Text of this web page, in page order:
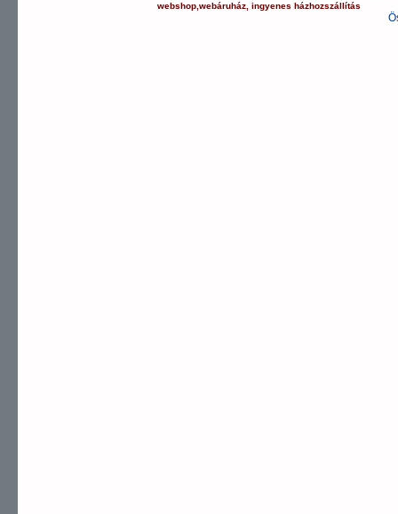
webshop ,webáruház ,ingyenes házhozszállítás